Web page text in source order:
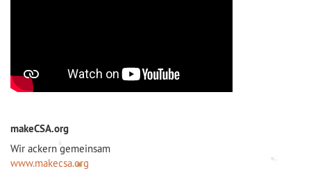
makeCSA.org
Wir ackern gemeinsam
www.makecsa.org